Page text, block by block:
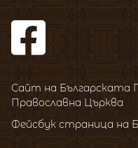
Сайт на Българската
Православна Църква
Фейсбук страница на